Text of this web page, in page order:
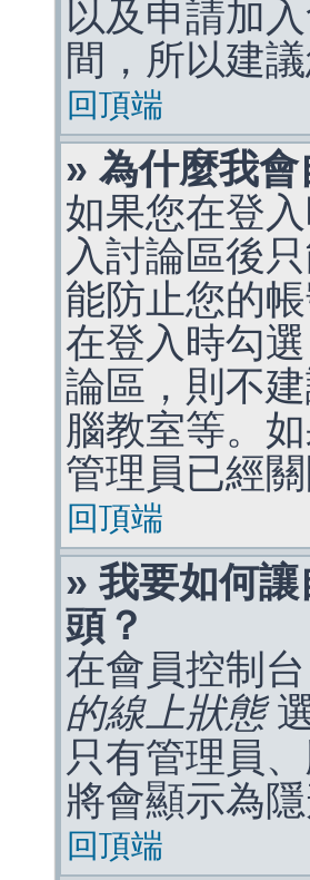
以及申請加
間，所以建議
回頂端
» 為什麼我
如果您在登
入討論區後
能防止您的
在登入時勾
論區，則不
腦教室等。
管理員已經
回頂端
» 我要如何
頭？
在會員控制
的線上狀態
只有管理員
將會顯示為隱
回頂端